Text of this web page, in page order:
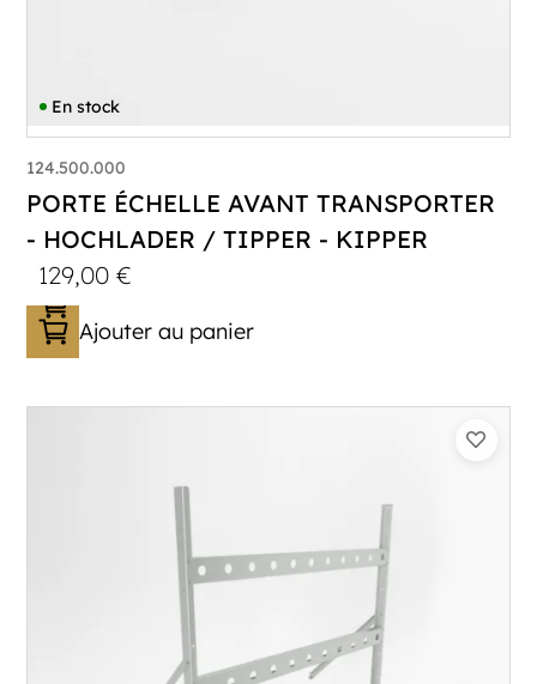
En stock
124.500.000
PORTE ÉCHELLE AVANT TRANSPORTER
- HOCHLADER / TIPPER - KIPPER
129,00€
Ajouter au panier